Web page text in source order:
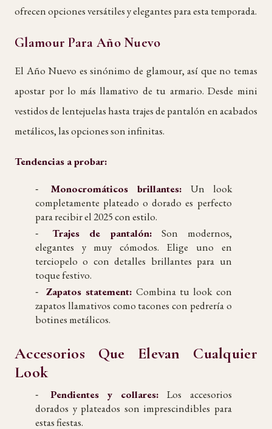
ofrecen opciones versátiles y elegantes para esta temporada.
Glamour Para Año Nuevo
El Año Nuevo es sinónimo de glamour, así que no temas
apostar por lo más llamativo de tu armario. Desde mini
vestidos de lentejuelas hasta trajes de pantalón en acabados
metálicos, las opciones son infinitas.
Tendencias a probar:
Monocromáticos brillantes: Un look
completamente plateado o dorado es perfecto
para recibir el 2025 con estilo.
Trajes de pantalón: Son modernos,
elegantes y muy cómodos. Elige uno en
terciopelo o con detalles brillantes para un
toque festivo.
Zapatos statement: Combina tu look con
zapatos llamativos como tacones con pedrería o
botines metálicos.
Accesorios Que Elevan Cualquier
Look
Pendientes y collares: Los accesorios
dorados y plateados son imprescindibles para
estas fiestas.